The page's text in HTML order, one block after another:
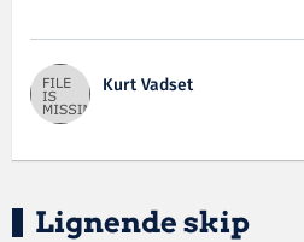
Kurt Vadset
Lignende skip